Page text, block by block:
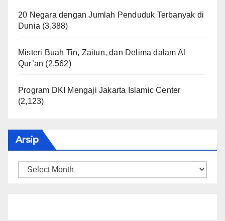
20 Negara dengan Jumlah Penduduk Terbanyak di
Dunia (3,388)
Misteri Buah Tin, Zaitun, dan Delima dalam Al
Qur’an (2,562)
Program DKI Mengaji Jakarta Islamic Center
(2,123)
Arsip
Arsip